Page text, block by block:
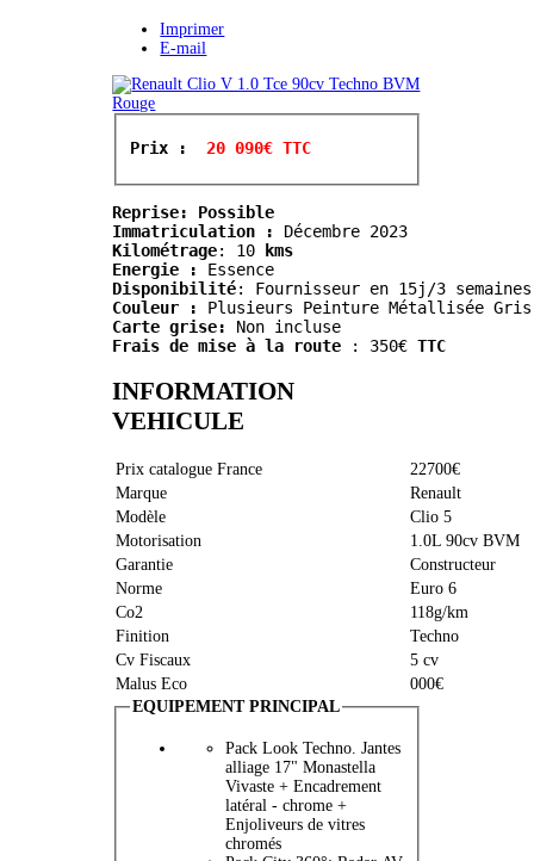
Imprimer
E-mail
Prix : 20 090€ TTC
Reprise: Possible
Immatriculation :
Kilométrage: 10 kms
Energie :
Essence
Disponibilité: Fournisseur en 15j/3 semaines
Couleur :
Plusieurs Peinture Métallisée
Carte grise:
Non incluse
Frais de mise à la route : 350€ TTC
INFORMATION
VEHICULE
Prix catalogue France
22700€
Marque
Renault
Modèle
Clio 5
Motorisation
1.0L 90cv BVM
Garantie
Constructeur
Norme
Euro 6
Co2
118g/km
Finition
Techno
Cv Fiscaux
5 cv
Malus Eco
000€
EQUIPEMENT PRINCIPAL
Pack Look Techno. Jantes
alliage 17" Monastella
Vivaste + Encadrement
latéral - chrome +
Enjoliveurs de vitres
chromés